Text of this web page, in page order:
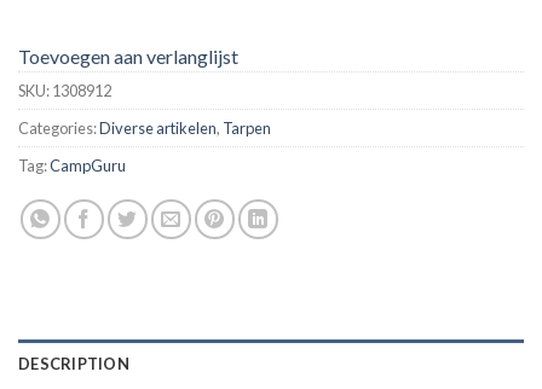
Toevoegen aan verlanglijst
SKU:1308912
Categories:Diverse artikelen, Tarpen
Tag:CampGuru
DESCRIPTION